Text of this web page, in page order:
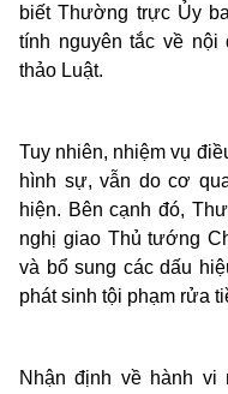
biết Thường trực Ủy
tính nguyên tắc về nội
thảo Luật.
Tuy nhiên, nhiệm vụ
hình sự, vẫn do cơ
hiện. Bên cạnh đó,
nghị giao Thủ tướng
và bổ sung các dấu
phát sinh tội phạm rửa
Nhận định về hành vi